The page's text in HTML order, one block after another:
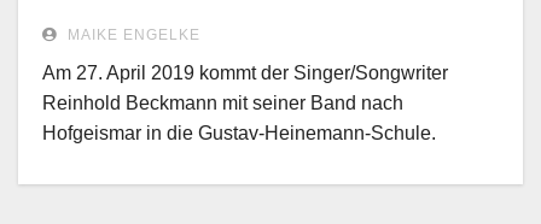
MAIKE ENGELKE
Am 27. April 2019 kommt der Singer/Songwriter
Reinhold Beckmann mit seiner Band nach
Hofgeismar in die Gustav-Heinemann-Schule.